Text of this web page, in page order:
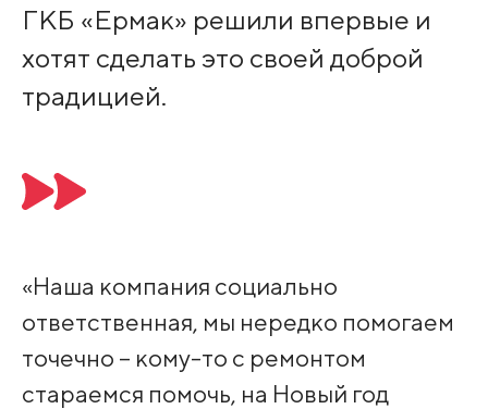
ГКБ «Ермак» решили впервые и
хотят сделать это своей доброй
традицией.
«Наша компания социально
ответственная, мы нередко помогаем
точечно – кому-то с ремонтом
стараемся помочь, на Новый год